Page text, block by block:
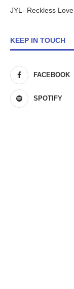
JYL- Reckless Love
KEEP IN TOUCH
FACEBOOK
SPOTIFY